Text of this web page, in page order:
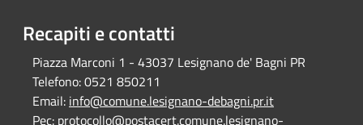
Recapiti e contatti
Piazza Marconi 1 - 43037 Lesignano de' Bagni PR
Telefono:0521 850211
Email: info@comune.lesignano-debagni.pr.it
Pec: protocollo@postacert.comune.lesignano-